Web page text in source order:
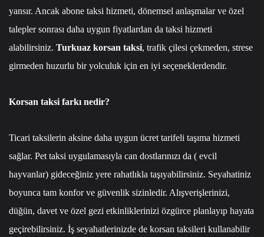
yansır. Ancak abone taksi hizmeti, dönemsel anlaşmalar ve özel
talepler sonrası daha uygun fiyatlardan da taksi hizmeti
alabilirsiniz. Turkuaz korsan taksi, trafik çilesi çekmeden, strese
girmeden huzurlu bir yolculuk için en iyi seçeneklerdendir.
Korsan taksi farkı nedir?
Ticari taksilerin aksine daha uygun ücret tarifeli taşıma hizmeti
sağlar. Pet taksi uygulamasıyla can dostlarınızı da ( evcil
hayvanlar) gideceğiniz yere rahatlıkla taşıyabilirsiniz. Seyahatiniz
boyunca tam konfor ve güvenlik sizinledir. Alışverişlerinizi,
düğün, davet ve özel gezi etkinliklerinizi özgürce planlayıp hayata
geçirebilirsiniz. İş seyahatlerinizde de korsan taksileri kullanabilir